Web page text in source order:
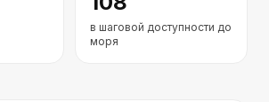
в шаговой доступности до
моря